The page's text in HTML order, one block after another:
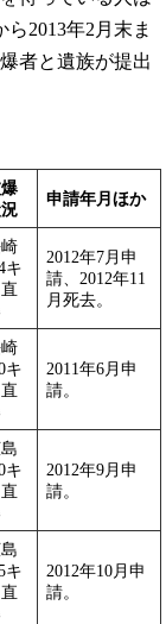
2013年2月末ま
者と遺族が提出
申請年月ほか
キ
2012年7月申
請、2012年11
月死去。
キ
2011年6月申
請。
キ
2012年9月申
請。
キ
2012年10月申
請。